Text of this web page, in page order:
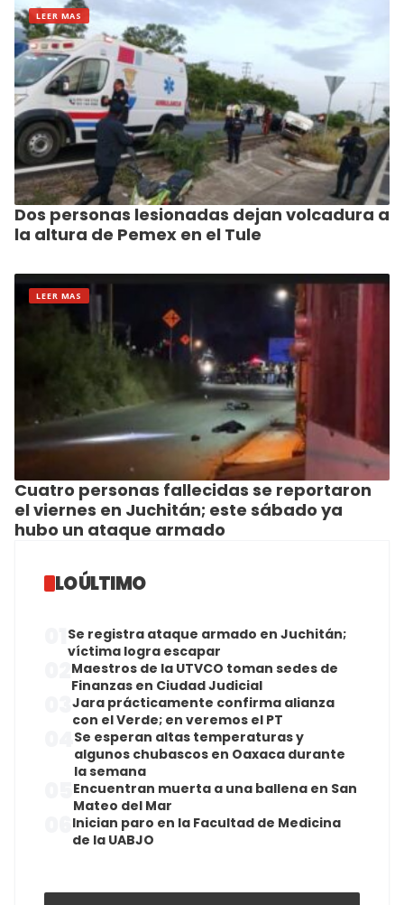
LEER MAS
Dos personas lesionadas dejan volcadura a
la altura de Pemex en el Tule
LEER MAS
Cuatro personas fallecidas se reportaron
el viernes en Juchitán; este sábado ya
hubo un ataque armado
LO ÚLTIMO
Se registra ataque armado en Juchitán;
víctima logra escapar
Maestros de la UTVCO toman sedes de
Finanzas en Ciudad Judicial
Jara prácticamente confirma alianza
con el Verde; en veremos el PT
Se esperan altas temperaturas y
algunos chubascos en Oaxaca durante
la semana
Encuentran muerta a una ballena en San
Mateo del Mar
Inician paro en la Facultad de Medicina
de la UABJO